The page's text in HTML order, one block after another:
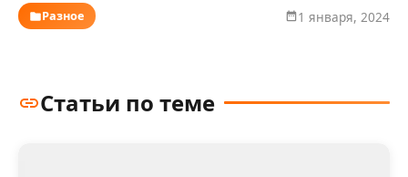
Разное 1 января, 2024
Статьи по теме